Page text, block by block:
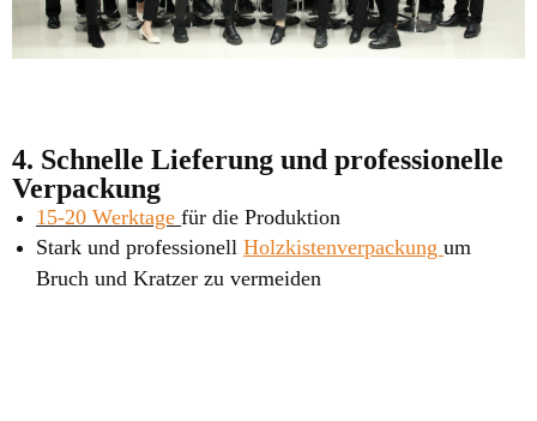
4. Schnelle Lieferung und professionelle
Verpackung
15-20 Werktage für die Produktion
Stark und professionell Holzkistenverpackung um
Bruch und Kratzer zu vermeiden